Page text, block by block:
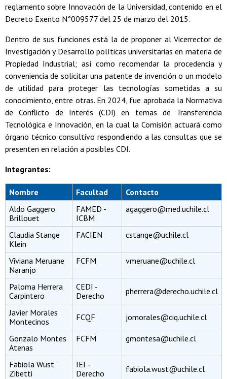
reglamento sobre Innovación de la Universidad, contenido en el
Decreto Exento N°009577 del 25 de marzo del 2015.
Dentro de sus funciones está la de proponer al Vicerrector de
Investigación y Desarrollo políticas universitarias en materia de
Propiedad Industrial; así como recomendar la procedencia y
conveniencia de solicitar una patente de invención o un modelo
de utilidad para proteger las tecnologías sometidas a su
conocimiento, entre otras. En 2024, fue aprobada la Normativa
de Conflicto de Interés (CDI) en temas de Transferencia
Tecnológica e Innovación, en la cual la Comisión actuará como
órgano técnico consultivo respondiendo a las consultas que se
presenten en relación a posibles CDI.
Integrantes:
Nombre Facultad
Contacto
Aldo Gaggero
Brillouet
FAMED -
ICBM
agaggero@med.uchile.cl
Claudia Stange
Klein
FACIEN cstange@uchile.cl
Viviana Meruane
Naranjo
FCFM vmeruane@uchile.cl
Paloma Herrera
Carpintero
CEDI -
Derecho
pherrera@derecho.uchile.cl
Javier Morales
Montecinos
FCQF jomorales@ciq.uchile.cl
Gonzalo Montes
Atenas
FCFM gmontesa@uchile.cl
Fabiola Wüst
Zibetti
IEI -
Derecho
fabiola.wust@uchile.cl